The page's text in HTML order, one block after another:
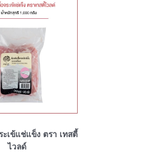
ะเข้แช่แข็ง ตรา เทสตี้
ไวลด์